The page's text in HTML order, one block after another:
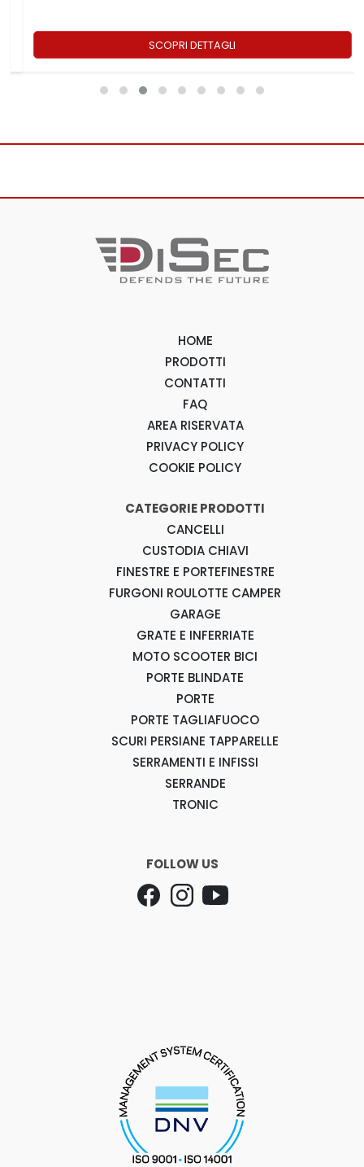
SCOPRI DETTAGLI
HOME
PRODOTTI
CONTATTI
FAQ
AREA RISERVATA
PRIVACY POLICY
COOKIE POLICY
CATEGORIE PRODOTTI
CANCELLI
CUSTODIA CHIAVI
FINESTRE E PORTEFINESTRE
FURGONI ROULOTTE CAMPER
GARAGE
GRATE E INFERRIATE
MOTO SCOOTER BICI
PORTE BLINDATE
PORTE
PORTE TAGLIAFUOCO
SCURI PERSIANE TAPPARELLE
SERRAMENTI E INFISSI
SERRANDE
TRONIC
FOLLOW US